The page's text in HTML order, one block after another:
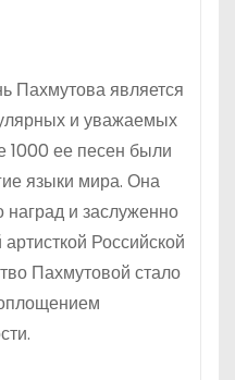
Пахмутова является
и уважаемых
1000 ее песен были
языки мира. Она
и заслуженно
Российской
Пахмутовой стало